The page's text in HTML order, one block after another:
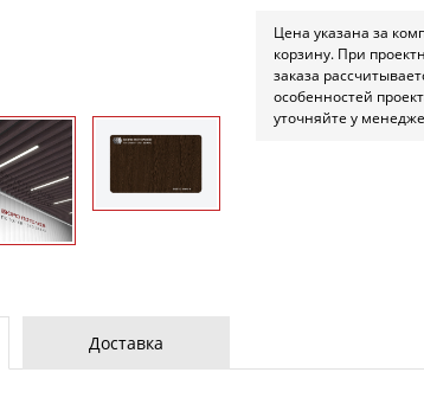
Цена указана за
корзину. При
заказа
особенностей
уточняйте у
Доставка